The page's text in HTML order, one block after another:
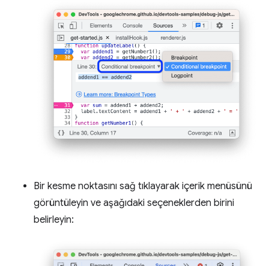
Bir kesme noktasını sağ tıklayarak içerik menüsünü
görüntüleyin ve aşağıdaki seçeneklerden birini
belirleyin: